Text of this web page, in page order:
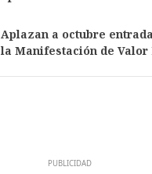
Aplazan a octubre
la Manifestación de Valor
PUBLICIDAD